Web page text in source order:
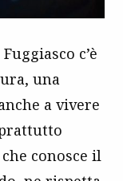
c’è
una
a vivere
conosce il